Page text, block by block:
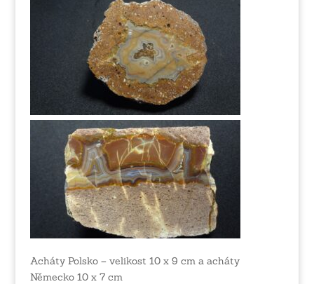
Acháty Polsko – velikost 10 x 9 cm a acháty
Německo 10 x 7 cm